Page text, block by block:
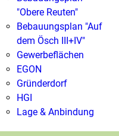
"Obere Reuten"
Bebauungsplan "Auf
dem Ösch III+IV"
Gewerbeflächen
EGON
Gründerdorf
HGI
Lage & Anbindung